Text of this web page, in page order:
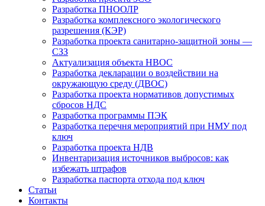
Разработка ПНООЛР
Разработка комплексного экологического
разрешения (КЭР)
Разработка проекта санитарно-защитной зоны —
СЗЗ
Актуализация объекта НВОС
Разработка декларации о воздействии на
окружающую среду (ДВОС)
Разработка проекта нормативов допустимых
сбросов НДС
Разработка программы ПЭК
Разработка перечня мероприятий при НМУ под
ключ
Разработка проекта НДВ
Инвентаризация источников выбросов: как
избежать штрафов
Разработка паспорта отхода под ключ
Статьи
Контакты